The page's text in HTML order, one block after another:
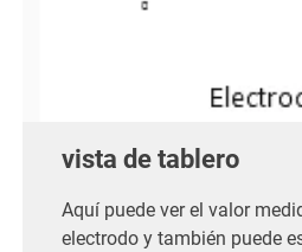
vista de tablero
Aquí puede ver el valor
electrodo y también puede